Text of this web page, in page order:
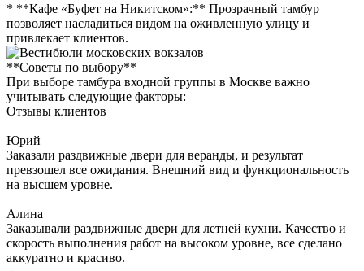
* **Кафе «Буфет на Никитском»:** Прозрачный тамбур
позволяет насладиться видом на оживленную улицу и
привлекает клиентов.
**Советы по выбору**
При выборе тамбура входной группы в Москве важно
учитывать следующие факторы:
Отзывы клиентов
Юрий
Заказали раздвижные двери для веранды, и результат
превзошел все ожидания. Внешний вид и функциональность
на высшем уровне.
Алина
Заказывали раздвижные двери для летней кухни. Качество и
скорость выполнения работ на высоком уровне, все сделано
аккуратно и красиво.